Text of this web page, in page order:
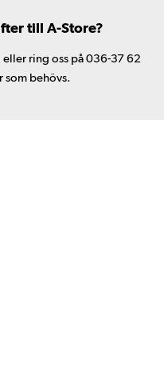
till A-Store?
eller ring oss på 036-37 62
som behövs.